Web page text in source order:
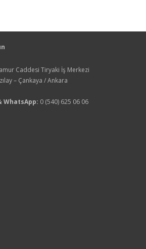
Caddesi Tiryaki İş Merkezi
– Çankaya / Ankara
WhatsApp: 0 (540) 625 06 06